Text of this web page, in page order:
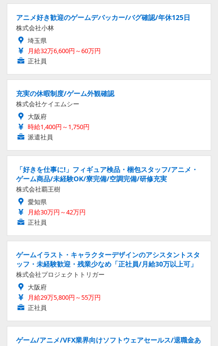
アニメ好き歓迎のゲームデバッカー/バグ確認/年休125日
株式会社小林
埼玉県
月給32万6,600円～60万円
正社員
充実の休暇制度/ゲーム外観確認
株式会社ケイエムシー
大阪府
時給1,400円～1,750円
派遣社員
「好きを仕事に!」フィギュア検品・梱包スタッフ/アニメ・
ゲーム商品/未経験OK/寮完備/空調完備/研修充実
株式会社覇王樹
愛知県
月給30万円～42万円
正社員
ゲームイラスト・キャラクターデザインのアシスタントスタ
ッフ・未経験歓迎・残業少なめ「正社員/月給30万以上可」
株式会社プロジェクトトリガー
大阪府
月給29万5,800円～55万円
正社員
ゲーム/アニメ/VFX業界向けソフトウェアセールス/退職金あ